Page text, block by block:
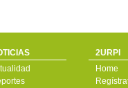
2URPI
Home